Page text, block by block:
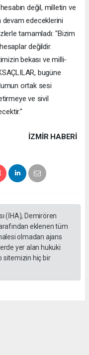
değil, milletin ve
edeceklerini
tamamladı: "Bizim
değildir.
bekası ve milli-
bugüne
ortak sesi
ve sivil
İZMIR HABERİ
(İHA), Demirören
eklenen tüm
olmadan ajans
yer alan hukuki
sitemizin hiç bir